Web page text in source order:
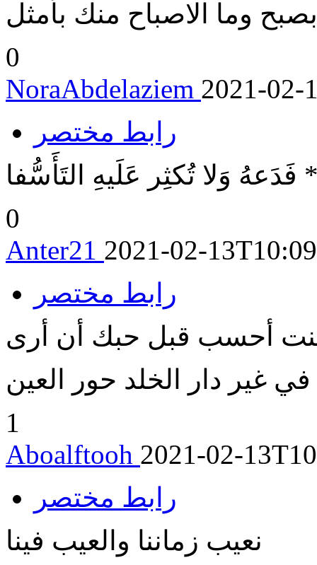
وما الاصباح منك بأمثل
0
NoraAbdelaziem 2021-02-
رابط مختصر
فَدَعهُ وَلا تُكثِر عَلَيهِ التَأَسُّفا
0
Anter21 2021-02-
رابط مختصر
أحسب قبل حبك أن أرى
في غير دار الخلد حور العين
1
Aboalftooh 2021-02-
رابط مختصر
نعيب زماننا والعيب فينا